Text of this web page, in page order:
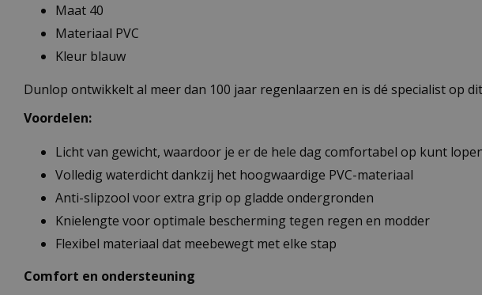
Maat 40
Materiaal PVC
Kleur blauw
Dunlop ontwikkelt al meer dan 100 jaar regenlaarzen en is dé specialist op
Voordelen:
Licht van gewicht, waardoor je er de hele dag comfortabel op kunt
Volledig waterdicht dankzij het hoogwaardige PVC-materiaal
Anti-slipzool voor extra grip op gladde ondergronden
Knielengte voor optimale bescherming tegen regen en modder
Flexibel materiaal dat meebewegt met elke stap
Comfort en ondersteuning